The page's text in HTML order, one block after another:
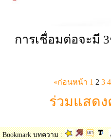
การเชื่อมต่อจะมี
«ก่อนหน้า 1 2 3 4
ร่วมแสด
Bookmark บทความ :